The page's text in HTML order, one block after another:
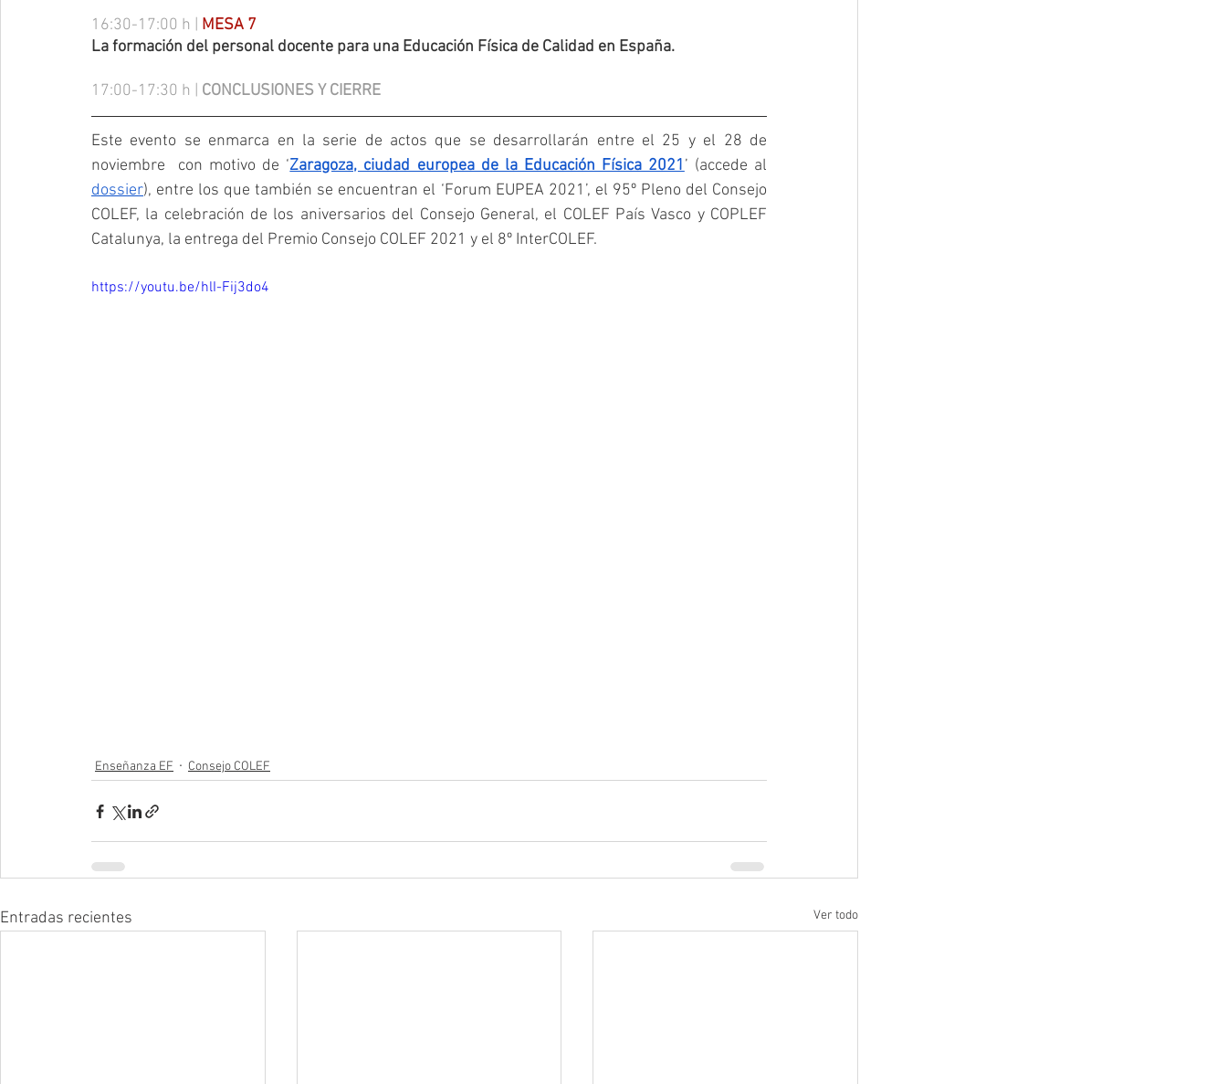
16:30-17:00 h | MESA 7
La formación del personal docente para una Educación Física de Calidad en España.
17:00-17:30 h | CONCLUSIONES Y CIERRE
Este evento se enmarca en la serie de actos que se desarrollarán entre el 25 y el 28 de
noviembre  con motivo de ‘Zaragoza, ciudad europea de la Educación Física 2021
dossier), entre los que también se encuentran el ‘Forum EUPEA 2021’, el 95º Pleno del Consejo
COLEF, la celebración de los aniversarios del Consejo General, el COLEF País Vasco y COPLEF
Catalunya, la entrega del Premio Consejo COLEF 2021 y el 8º InterCOLEF.
https://youtu.be/hlI-Fij3do4
Enseñanza EF Consejo COLEF
Entradas recientes Ver todo